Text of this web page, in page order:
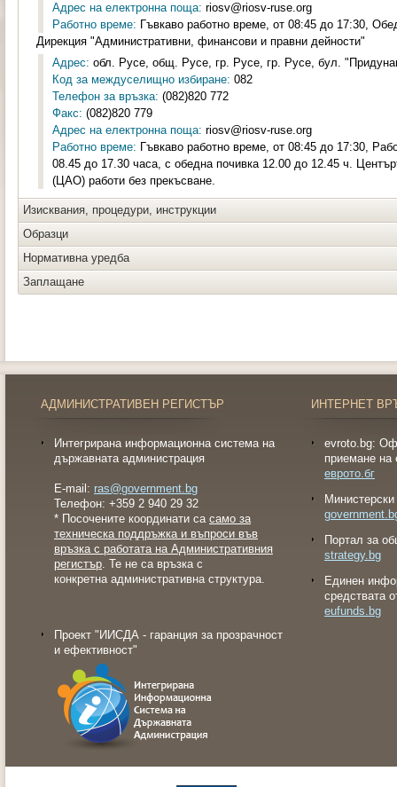
Адрес на електронна поща: riosv@riosv-ruse.org
Работно време: Гъвкаво работно време, от 08:45 до 17:30,
Дирекция "Административни, финансови и правни дейности"
Адрес: обл. Русе, общ. Русе, гр. Русе, гр. Русе, бул.
Код за междуселищно избиране: 082
Телефон за връзка: (082)820 772
Факс: (082)820 779
Адрес на електронна поща: riosv@riosv-ruse.org
Работно време: Гъвкаво работно време, от 08:45 до 17:30,
08.45 до 17.30 часа, с обедна почивка 12.00 до 12.45 ч.
(ЦАО) работи без прекъсване.
Изисквания, процедури, инструкции
Образци
Нормативна уредба
Заплащане
АДМИНИСТРАТИВЕН РЕГИСТЪР
Интегрирана информационна система на
държавната администрация
E-mail: ras@government.bg
Телефон: +359 2 940 29 32
* Посочените координати са само за
техническа поддръжка и въпроси във
връзка с работата на Административния
регистър. Те не са връзка с
конкретна административна структура.
Проект "ИИСДА - гаранция за прозрачност
и ефективност"
ИНТЕРНЕТ
evroto.bg:
приемане на
еврото.бг
Портал за
strategy.bg
Eдинен
средствата
eufunds.bg